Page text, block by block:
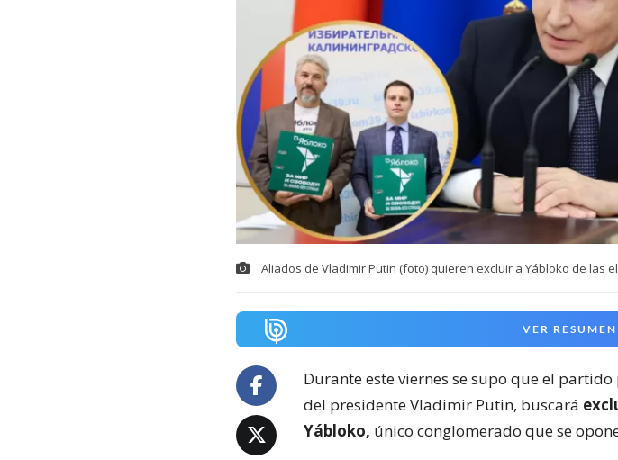
Aliados de Vladimir Putin (foto) quieren excluir a Yábloko de las
VER RESUMEN
Durante este viernes se supo que el
del presidente Vladimir Putin, buscará
Yábloko, único conglomerado que se